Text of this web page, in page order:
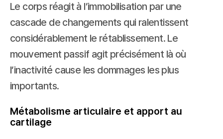
Le corps réagit à l’immobilisation par une
cascade de changements qui ralentissent
considérablement le rétablissement. Le
mouvement passif agit précisément là où
l’inactivité cause les dommages les plus
importants.
Métabolisme articulaire et apport au
cartilage